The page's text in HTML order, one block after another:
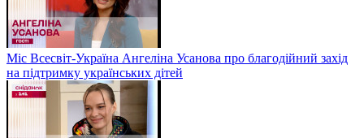
Міс Всесвіт-Україна Ангеліна Усанова про благодійний захід
на підтримку українських дітей